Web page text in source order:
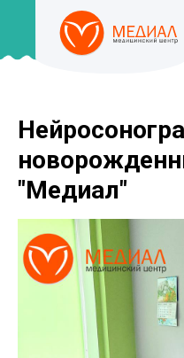
"Медиал"